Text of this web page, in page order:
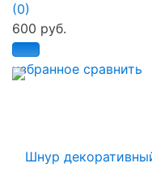
избранное сравнить
(0)
600 руб.